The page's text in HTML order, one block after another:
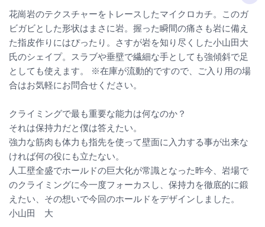
花崗岩のテクスチャーをトレースしたマイクロカチ。このガ
ビガビとした形状はまさに岩。握った瞬間の痛さも岩に備え
た指皮作りにはぴったり。さすが岩を知り尽くした小山田大
氏のシェイプ。スラブや垂壁で繊細な手としても強傾斜で足
としても使えます。 ※在庫が流動的ですので、ご入り用の場
合はお気軽にお問合せください。
クライミングで最も重要な能力は何なのか？
それは保持力だと僕は答えたい。
強力な筋肉も体力も指先を使って壁面に入力する事が出来な
ければ何の役にも立たない。
人工壁全盛でホールドの巨大化が常識となった昨今、岩場で
のクライミングに今一度フォーカスし、保持力を徹底的に鍛
えたい、その想いで今回のホールドをデザインしました。
小山田 大